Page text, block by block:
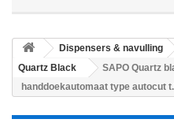
Dispensers & navulling
Quartz Black
SAPO Quartz
handdoekautomaat type autocut